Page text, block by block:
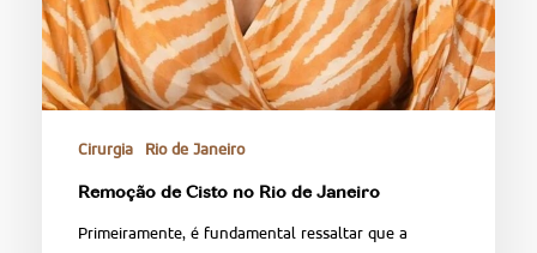
Cirurgia Rio de Janeiro
Remoção de Cisto no Rio de Janeiro
Primeiramente, é fundamental ressaltar que a